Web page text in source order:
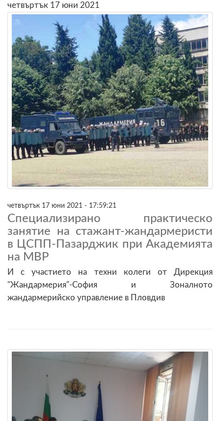
четвъртък 17 юни 2021
четвъртък 17 юни 2021 - 17:59:21
Специализирано практическо
занятие на стажант-жандармеристи
в ЦСПП-Пазарджик при Академията
на МВР
И с участието на техни колеги от Дирекция
"Жандармерия"-София и Зоналното
жандармерийско управление в Пловдив